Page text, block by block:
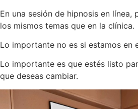
En una sesión de hipnosis en
los mismos temas que en la clínica.
Lo importante no es si estamos en
Lo importante es que estés listo
que deseas cambiar.